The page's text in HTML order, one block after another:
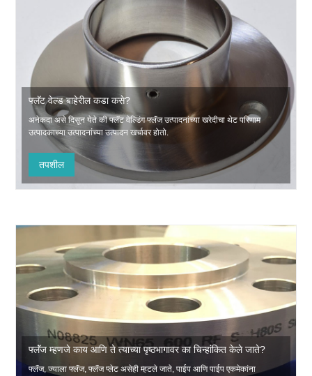
फ्लॅट वेल्ड बाहेरील कडा कसे?
अनेकदा असे दिसून येते की फ्लॅट वेल्डिंग फ्लॅंज उत्पादनांच्या खरेदीचा थेट परिणाम
उत्पादकाच्या उत्पादनांच्या उत्पादन खर्चावर होतो.
तपशील
फ्लॅंज म्हणजे काय आणि ते त्याच्या पृष्ठभागावर का चिन्हांकित केले जाते?
फ्लॅंज, ज्याला फ्लॅंज, फ्लॅंज प्लेट असेही म्हटले जाते, पाईप आणि पाईप एकमेकांना